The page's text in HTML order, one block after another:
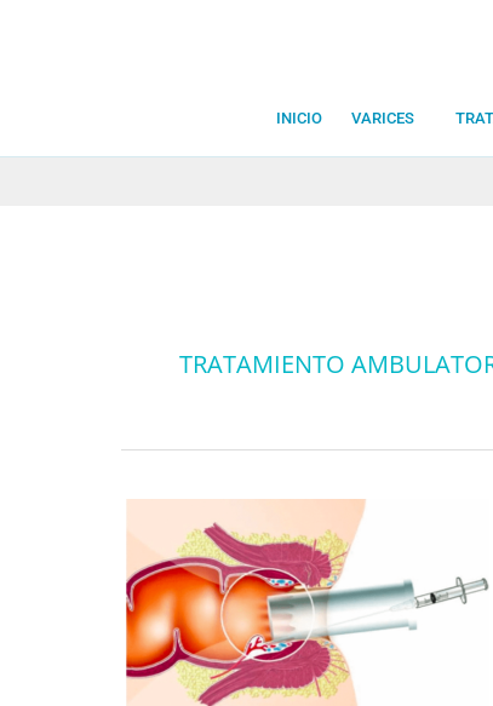
INICIO VARICES
TRATAMIENTO
hemorroides
mediante
esclerosis